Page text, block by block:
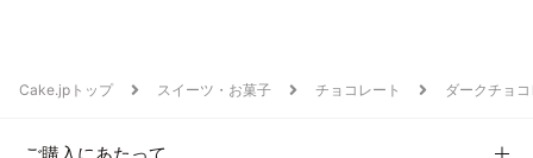
Cake.jpトップ スイーツ・お菓子 チョコレート ダークチョ